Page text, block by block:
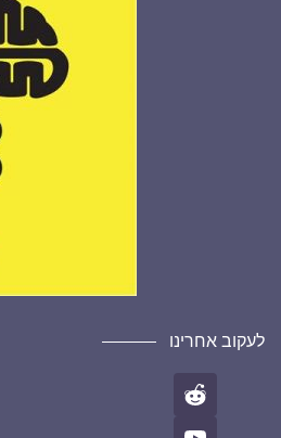
לעקוב אחרינו